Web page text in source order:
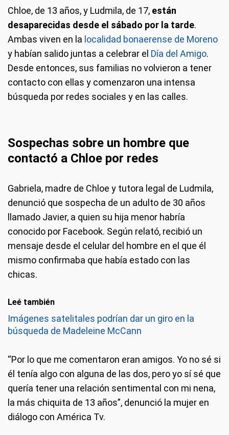
Chloe, de 13 años, y Ludmila, de 17, están
desaparecidas desde el sábado por la tarde.
Ambas viven en la localidad bonaerense de Moreno
y habían salido juntas a celebrar el Día del Amigo.
Desde entonces, sus familias no volvieron a tener
contacto con ellas y comenzaron una intensa
búsqueda por redes sociales y en las calles.
Sospechas sobre un hombre que
contactó a Chloe por redes
Gabriela, madre de Chloe y tutora legal de Ludmila,
denunció que sospecha de un adulto de 30 años
llamado Javier, a quien su hija menor habría
conocido por Facebook. Según relató, recibió un
mensaje desde el celular del hombre en el que él
mismo confirmaba que había estado con las
chicas.
Leé también
Imágenes satelitales podrían dar un giro en la
búsqueda de Madeleine McCann
“Por lo que me comentaron eran amigos. Yo no sé si
él tenía algo con alguna de las dos, pero yo sí sé que
quería tener una relación sentimental con mi nena,
la más chiquita de 13 años”, denunció la mujer en
diálogo con América Tv.